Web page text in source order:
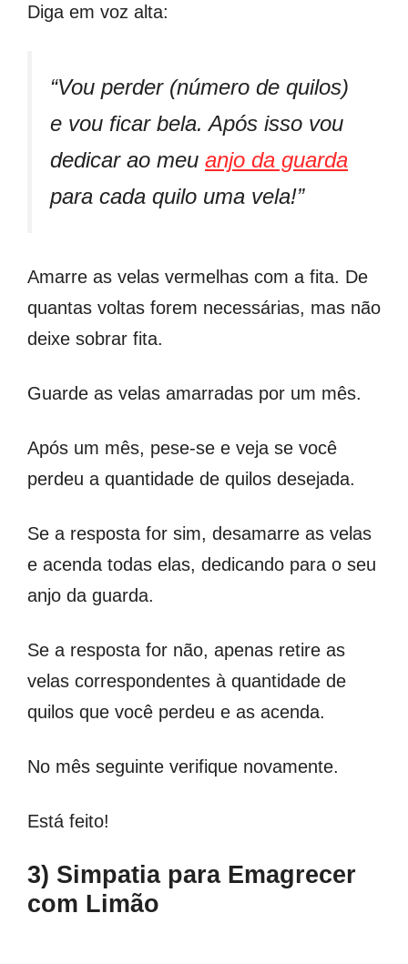
Diga em voz alta:
“Vou perder (número de quilos)
e vou ficar bela. Após isso vou
dedicar ao meu anjo da guarda
para cada quilo uma vela!”
Amarre as velas vermelhas com a fita. De
quantas voltas forem necessárias, mas não
deixe sobrar fita.
Guarde as velas amarradas por um mês.
Após um mês, pese-se e veja se você
perdeu a quantidade de quilos desejada.
Se a resposta for sim, desamarre as velas
e acenda todas elas, dedicando para o seu
anjo da guarda.
Se a resposta for não, apenas retire as
velas correspondentes à quantidade de
quilos que você perdeu e as acenda.
No mês seguinte verifique novamente.
Está feito!
3) Simpatia para Emagrecer
com Limão